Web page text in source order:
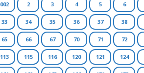
002 2 3 4 5 6
33 34 35 36 37 38
65 66 67 70 71 72
113 115 116 120 121 124